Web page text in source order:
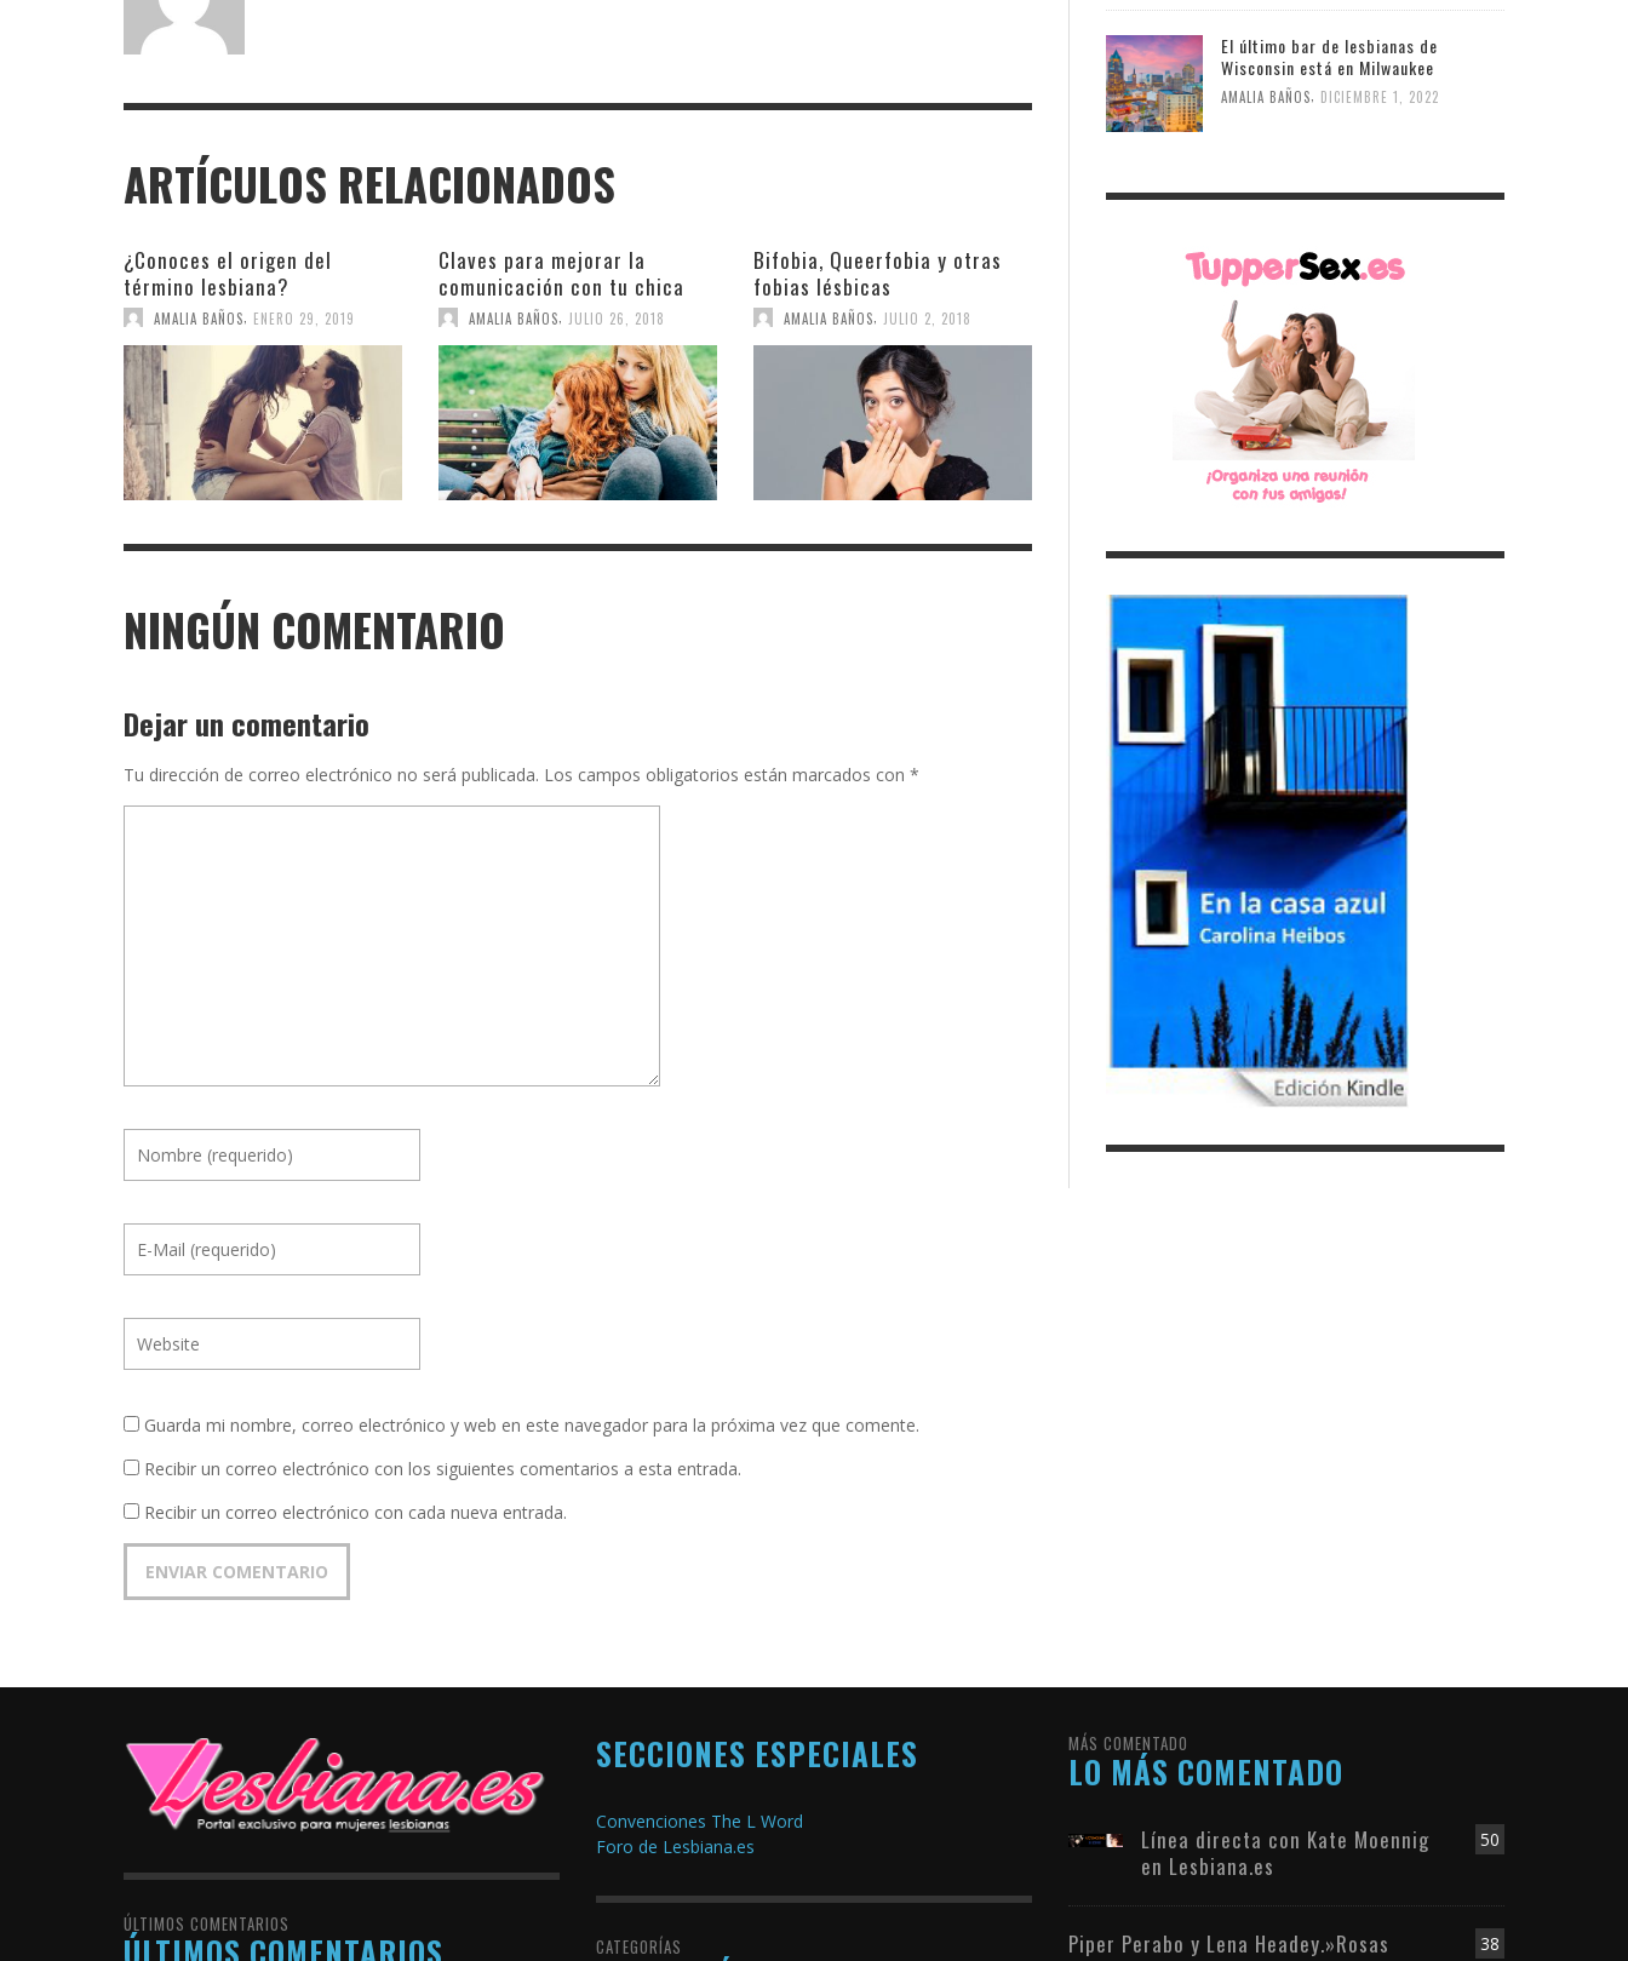
ARTÍCULOS RELACIONADOS
¿Conoces el origen del
término lesbiana?
AMALIA BAÑOS ENERO 29, 2019
Claves para mejorar la
comunicación con tu chica
AMALIA BAÑOS JULIO 26, 2018
Bifobia, Queerfobia y otras
fobias lésbicas
AMALIA BAÑOS JULIO 2, 2018
NINGÚN COMENTARIO
Dejar un comentario
Tu dirección de correo electrónico no será publicada. Los campos obligatorios están marcados con *
Guarda mi nombre, correo electrónico y web en este navegador para la próxima vez que comente.
Recibir un correo electrónico con los siguientes comentarios a esta entrada.
Recibir un correo electrónico con cada nueva entrada.
El último bar de lesbianas de
Wisconsin está en Milwaukee
AMALIA BAÑOS DICIEMBRE 1, 2022
ÚLTIMOS COMENTARIOS
ÚLTIMOS COMENTARIOS
SECCIONES ESPECIALES
Convenciones The L Word
Foro de Lesbiana.es
CATEGORÍAS
MÁS COMENTADO
LO MÁS COMENTADO
50
Línea directa con Kate Moennig
en Lesbiana.es
38
Piper Perabo y Lena Headey.»Rosas